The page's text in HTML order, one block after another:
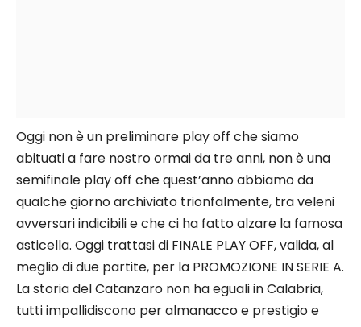
Oggi non è un preliminare play off che siamo
abituati a fare nostro ormai da tre anni, non è una
semifinale play off che quest’anno abbiamo da
qualche giorno archiviato trionfalmente, tra veleni
avversari indicibili e che ci ha fatto alzare la famosa
asticella. Oggi trattasi di FINALE PLAY OFF, valida, al
meglio di due partite, per la PROMOZIONE IN SERIE A.
La storia del Catanzaro non ha eguali in Calabria,
tutti impallidiscono per almanacco e prestigio e